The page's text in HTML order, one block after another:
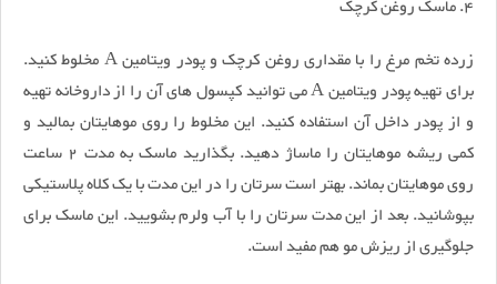
4. ماسک روغن کرچک
زرده تخم مرغ را با مقداری روغن کرچک و پودر ویتامین A مخلوط کنید.
برای تهیه پودر ویتامین A می توانید کپسول های آن را از داروخانه تهیه
و از پودر داخل آن استفاده کنید. این مخلوط را روی موهایتان بمالید و
کمی ریشه موهایتان را ماساژ دهید. بگذارید ماسک به مدت 2 ساعت
روی موهایتان بماند. بهتر است سرتان را در این مدت با یک کلاه پلاستیکی
بپوشانید. بعد از این مدت سرتان را با آب ولرم بشویید. این ماسک برای
جلوگیری از ریزش مو هم مفید است.